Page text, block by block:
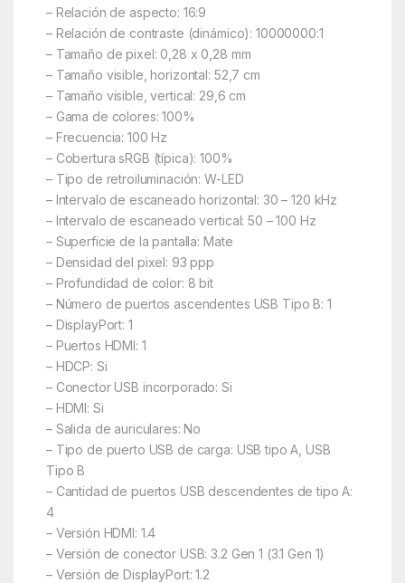
– Relación de aspecto: 16:9
– Relación de contraste (dinámico): 10000000:1
– Tamaño de pixel: 0,28 x 0,28 mm
– Tamaño visible, horizontal: 52,7 cm
– Tamaño visible, vertical: 29,6 cm
– Gama de colores: 100%
– Frecuencia: 100 Hz
– Cobertura sRGB (típica): 100%
– Tipo de retroiluminación: W-LED
– Intervalo de escaneado horizontal: 30 – 120 kHz
– Intervalo de escaneado vertical: 50 – 100 Hz
– Superficie de la pantalla: Mate
– Densidad del pixel: 93 ppp
– Profundidad de color: 8 bit
– Número de puertos ascendentes USB Tipo B: 1
– DisplayPort: 1
– Puertos HDMI: 1
– HDCP: Si
– Conector USB incorporado: Si
– HDMI: Si
– Salida de auriculares: No
– Tipo de puerto USB de carga: USB tipo A, USB
Tipo B
– Cantidad de puertos USB descendentes de tipo A:
4
– Versión HDMI: 1.4
– Versión de conector USB: 3.2 Gen 1 (3.1 Gen 1)
– Versión de DisplayPort: 1.2